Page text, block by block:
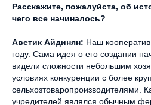
Расскажите, пожалуйста, об
чего все начиналось?
Аветик Айдинян: Наш
году. Сама идея о его создании
видели сложности небольшим
условиях конкуренции с более
сельхозтоваропроизводителями.
учредителей являлся обычным